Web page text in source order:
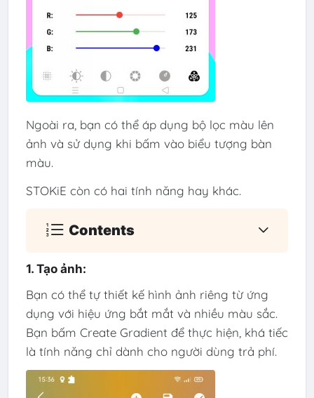
Ngoài ra, bạn có thể áp dụng bộ lọc màu lên
ảnh và sử dụng khi bấm vào biểu tượng bàn
màu.
STOKiE còn có hai tính năng hay khác.
Contents
1. Tạo ảnh:
Bạn có thể tự thiết kế hình ảnh riêng từ ứng
dụng với hiệu ứng bắt mắt và nhiều màu sắc.
Bạn bấm Create Gradient để thực hiện, khá tiếc
là tính năng chỉ dành cho người dùng trả phí.